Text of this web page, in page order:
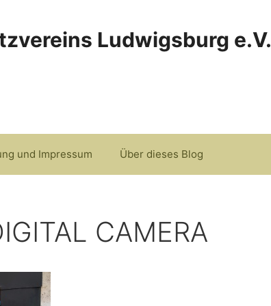
Ludwigsburg e.V.
und Impressum Über dieses Blog
CAMERA